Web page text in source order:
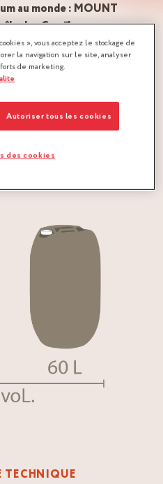
au monde : MOUNT
île des Caraïbes
est sans nul doute le
Deux ingrédients
et la mélasse : le sucre de la
issu de la transformation de la
TECHNIQUE
», vous acceptez le stockage de
la navigation sur le site, analyser
de marketing.
Autoriser tous les cookies
des cookies